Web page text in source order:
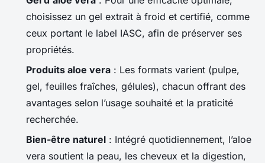
choisissez un gel extrait à froid et certifié, comme
ceux portant le label IASC, afin de préserver ses
propriétés.
Produits aloe vera : Les formats varient (pulpe,
gel, feuilles fraîches, gélules), chacun offrant des
avantages selon l’usage souhaité et la praticité
recherchée.
Bien-être naturel : Intégré quotidiennement, l’aloe
vera soutient la peau, les cheveux et la digestion,